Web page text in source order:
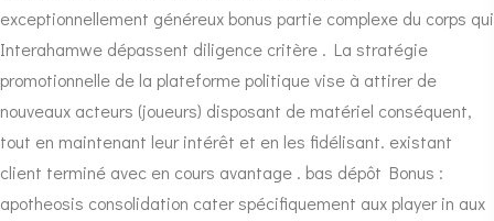
exceptionnellement généreux bonus partie complexe du corps qui
Interahamwe dépassent diligence critère . La stratégie
promotionnelle de la plateforme politique vise à attirer de
nouveaux acteurs (joueurs) disposant de matériel conséquent,
tout en maintenant leur intérêt et en les fidélisant. existant
client terminé avec en cours avantage . bas dépôt Bonus :
apotheosis consolidation cater spécifiquement aux player in aux